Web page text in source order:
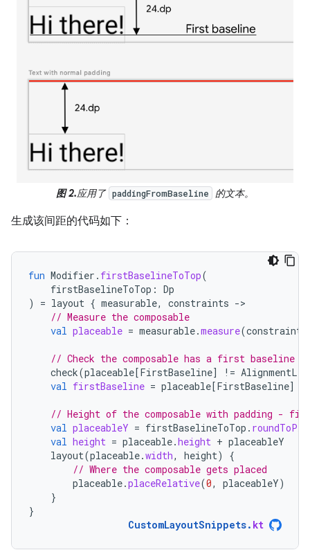
图 2.应用了 paddingFromBaseline 的文本。
生成该间距的代码如下：
fun Modifier . firstBaselineToTop(
firstBaselineToTop : Dp
)
= layout { measurable, constraints -
// Measure the composable
val placeable = measurable.measure(constraints
// Check the composable has a first baseline
check(placeable[FirstBaseline] !=
val firstBaseline = placeable[FirstBaseline]
// Height of the composable with padding -
val placeableY = firstBaselineToTop . roundToPx
val height = placeable.height + placeableY
layout(placeable.width, height)
{
// Where the composable gets placed
placeable.placeRelative(0, placeableY)
}
}
CustomLayoutSnippets. kt